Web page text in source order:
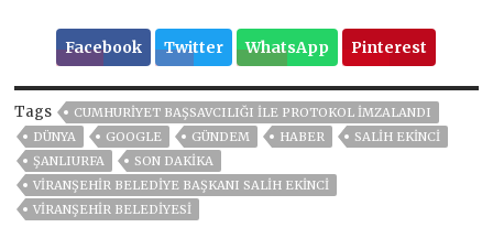
Facebook Twitter WhatsApp Pinterest
Tags
CUMHURIYET BAŞSAVCILIĞI ILE PROTOKOL IMZALANDI
DÜNYA
GOOGLE GÜNDEM HABER
SALİH EKİNCİ
ŞANLIURFA
SON DAKIKA
VIRANŞEHIR BELEDIYE BAŞKANI SALİH EKINCI
VİRANŞEHİR BELEDİYESİ